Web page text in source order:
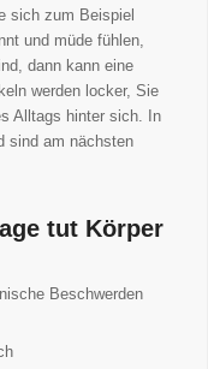
sich zum Beispiel
und müde fühlen,
dann kann eine
werden locker, Sie
Alltags hinter sich. In
sind am nächsten
tut Körper
Beschwerden